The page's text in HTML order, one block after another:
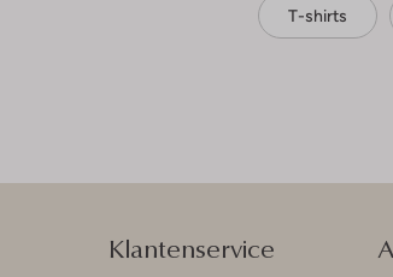
T-shirts
Klantenservice